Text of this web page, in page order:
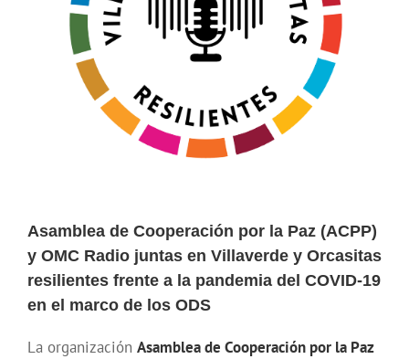
Asamblea de Cooperación por la Paz (ACPP)
y OMC Radio juntas en Villaverde y Orcasitas
resilientes frente a la pandemia del COVID-19
en el marco de los ODS
La organización Asamblea de Cooperación por la Paz